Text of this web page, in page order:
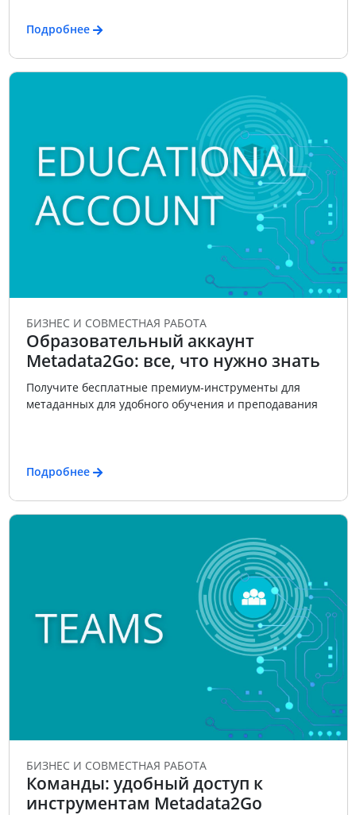
Подробнее
БИЗНЕС И СОВМЕСТНАЯ РАБОТА
Образовательный аккаунт
Metadata2Go: все, что нужно знать
Получите бесплатные премиум-инструменты для
метаданных для удобного обучения и преподавания
Подробнее
БИЗНЕС И СОВМЕСТНАЯ РАБОТА
Команды: удобный доступ к
инструментам Metadata2Go